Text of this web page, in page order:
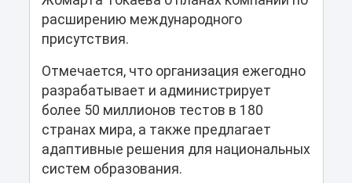
расширению международного
присутствия.
Отмечается, что организация ежегодно
разрабатывает и администрирует
более 50 миллионов тестов в 180
странах мира, а также предлагает
адаптивные решения для национальных
систем образования.